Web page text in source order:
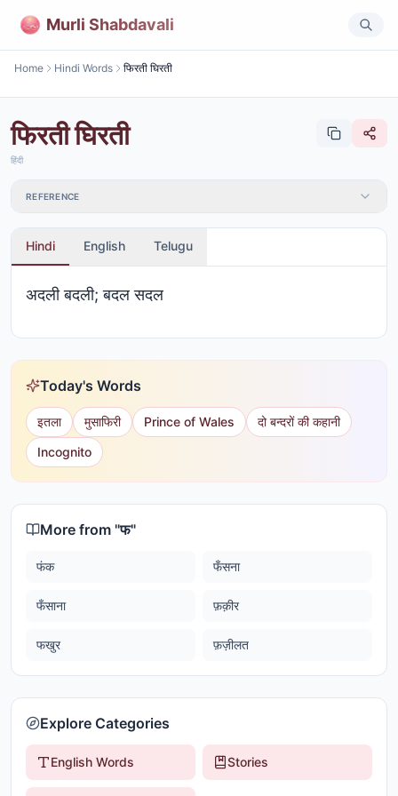
Murli Shabdavali
Home Hindi Words फिरती घिरती
फिरती घिरती
हिंदी
REFERENCE
Hindi English Telugu
अदली बदली; बदल सदल
Today's Words
इतला मुसाफिरी Prince of Wales
दो बन्दरों की कहानी
Incognito
More from "फ"
फंक फँसना
फँसाना फ़क़ीर
फखुर फ़ज़ीलत
Explore Categories
English Words Stories